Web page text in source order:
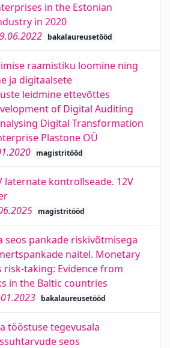
in the Estonian
in 2020
bakalaureusetööd
raamistiku loomine ning
ja digitaalsete
leidmine ettevõttes
of Digital Auditing
Digital Transformation
Plastone OÜ
magistritööd
laternate kontrollseade. 12V
magistritööd
seos pankade riskivõtmisega
näitel. Monetary
risk-taking: Evidence from
in the Baltic countries
bakalaureusetööd
tööstuse tegevusala
seos